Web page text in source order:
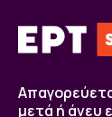
μετά ή άνευ